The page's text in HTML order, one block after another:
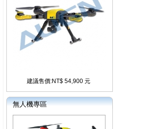
建議售價:NT$ 54,900 元
無人機專區